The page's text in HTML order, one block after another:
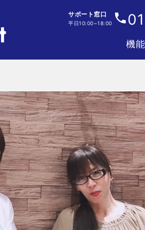
サポート窓口
平日10:00~18:00
機能
電話
IVR・着信
顧客管理
分析
AI
連携
管理・セキ